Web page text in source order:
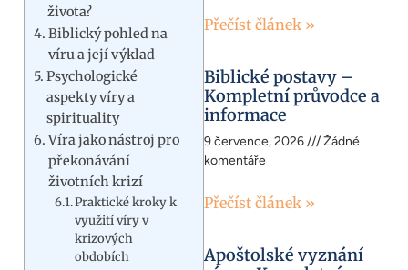
života?
Biblický pohled na
víru a její výklad
Psychologické
aspekty víry a
spirituality
Víra jako nástroj pro
překonávání
životních krizí
Praktické kroky k
využití víry v
krizových
obdobích
Přečíst článek »
Biblické postavy –
Kompletní průvodce a
informace
9 července, 2026
Žádné
komentáře
Přečíst článek »
Apoštolské vyznání